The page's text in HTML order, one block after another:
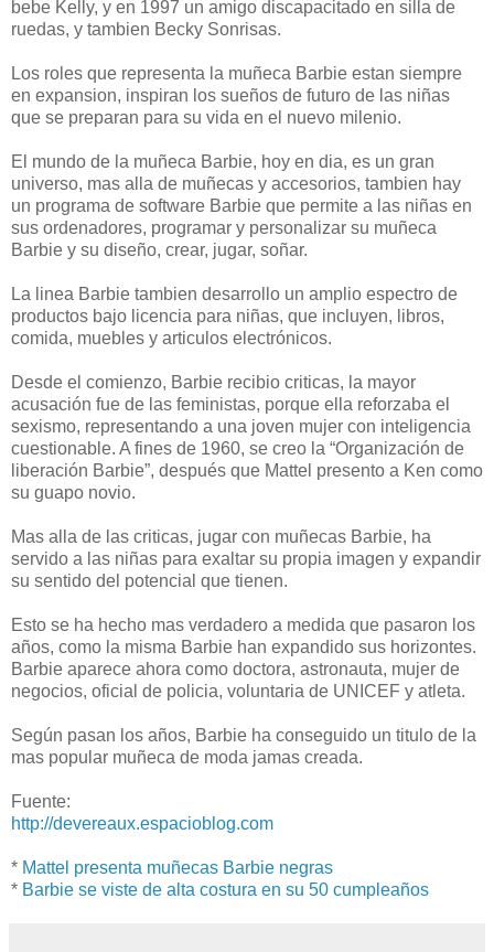
bebe Kelly, y en 1997 un amigo discapacitado en silla de
ruedas, y tambien Becky Sonrisas.
Los roles que representa la muñeca Barbie estan siempre
en expansion, inspiran los sueños de futuro de las niñas
que se preparan para su vida en el nuevo milenio.
El mundo de la muñeca Barbie, hoy en dia, es un gran
universo, mas alla de muñecas y accesorios, tambien hay
un programa de software Barbie que permite a las niñas en
sus ordenadores, programar y personalizar su muñeca
Barbie y su diseño, crear, jugar, soñar.
La linea Barbie tambien desarrollo un amplio espectro de
productos bajo licencia para niñas, que incluyen, libros,
comida, muebles y articulos electrónicos.
Desde el comienzo, Barbie recibio criticas, la mayor
acusación fue de las feministas, porque ella reforzaba el
sexismo, representando a una joven mujer con inteligencia
cuestionable. A fines de 1960, se creo la “Organización de
liberación Barbie”, después que Mattel presento a Ken como
su guapo novio.
Mas alla de las criticas, jugar con muñecas Barbie, ha
servido a las niñas para exaltar su propia imagen y expandir
su sentido del potencial que tienen.
Esto se ha hecho mas verdadero a medida que pasaron los
años, como la misma Barbie han expandido sus horizontes.
Barbie aparece ahora como doctora, astronauta, mujer de
negocios, oficial de policia, voluntaria de UNICEF y atleta.
Según pasan los años, Barbie ha conseguido un titulo de la
mas popular muñeca de moda jamas creada.
Fuente:
http://devereaux.espacioblog.com
* Mattel presenta muñecas Barbie negras
* Barbie se viste de alta costura en su 50 cumpleaños